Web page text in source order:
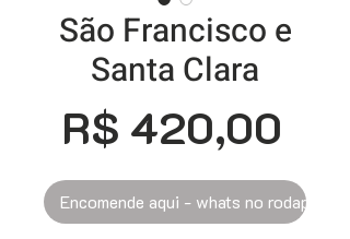
São Francisco e
Santa Clara
R$ 420,00
Encomende aqui - whats no rodapé